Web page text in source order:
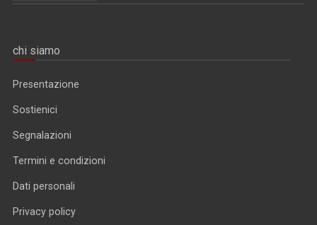
chi siamo
Presentazione
Sostienici
Segnalazioni
Termini e condizioni
Dati personali
Privacy policy